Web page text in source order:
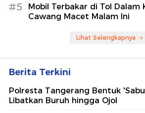
#5
Mobil Terbakar di Tol Dalam
Cawang Macet Malam Ini
Lihat Selengkapnya
Berita Terkini
Polresta Tangerang Bentuk
Libatkan Buruh hingga Ojol